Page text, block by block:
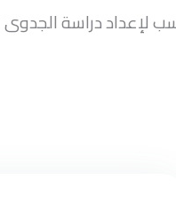
لإعداد دراسة